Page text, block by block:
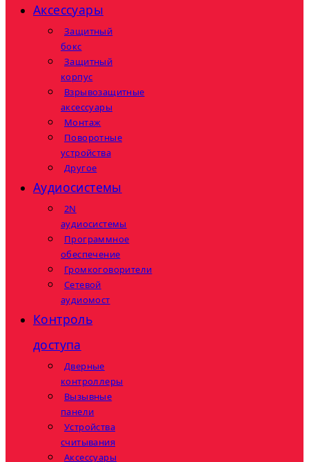
Аксессуары
Защитный
бокс
Защитный
корпус
Взрывозащитные
аксессуары
Монтаж
Поворотные
устройства
Другое
Аудиосистемы
2N
аудиосистемы
Программное
обеспечение
Громкоговорители
Сетевой
аудиомост
Контроль
доступа
Дверные
контроллеры
Вызывные
панели
Устройства
считывания
Аксессуары